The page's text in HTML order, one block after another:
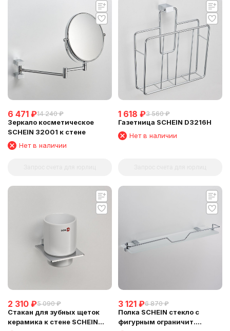
6 471 ₽14 240 ₽
Зеркало косметическое
SCHEIN 32001 к стене
Нет в наличии
1 618 ₽3 560 ₽
Газетница SCHEIN D3216H
Нет в наличии
2 310 ₽5 090 ₽
Стакан для зубных щеток
керамика к стене SCHEIN
3 121 ₽6 870 ₽
Полка SCHEIN стекло с
фигурным ограничит.